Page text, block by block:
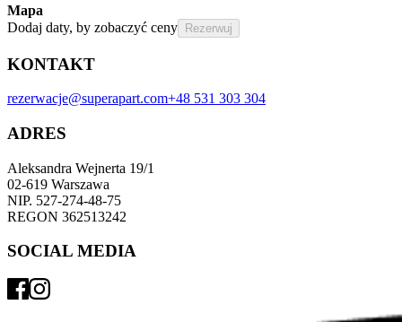
Mapa
Dodaj daty, by zobaczyć ceny
Rezerwuj
KONTAKT
rezerwacje@superapart.com+48 531 303 304
ADRES
Aleksandra Wejnerta 19/1
02-619 Warszawa
NIP. 527-274-48-75
REGON 362513242
SOCIAL MEDIA